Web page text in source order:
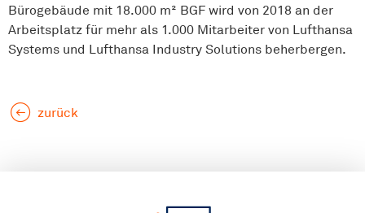
Bürogebäude mit 18.000 m² BGF wird von 2018 an der
Arbeitsplatz für mehr als 1.000 Mitarbeiter von Lufthansa
Systems und Lufthansa Industry Solutions beherbergen.
zurück